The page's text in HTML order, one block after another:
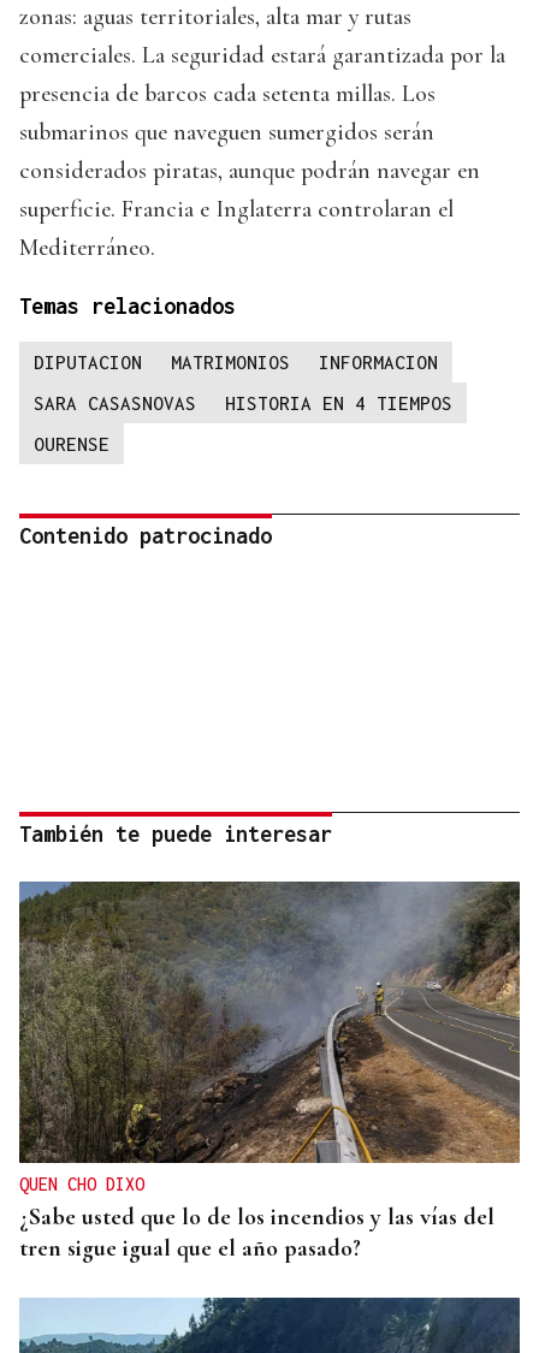
zonas: aguas territoriales, alta mar y rutas
comerciales. La seguridad estará garantizada por la
presencia de barcos cada setenta millas. Los
submarinos que naveguen sumergidos serán
considerados piratas, aunque podrán navegar en
superficie. Francia e Inglaterra controlaran el
Mediterráneo.
Temas relacionados
DIPUTACION MATRIMONIOS
INFORMACION
SARA CASASNOVAS
HISTORIA EN 4 TIEMPOS
OURENSE
Contenido patrocinado
También te puede interesar
QUEN CHO DIXO
¿Sabe usted que lo de los incendios y las vías del
tren sigue igual que el año pasado?